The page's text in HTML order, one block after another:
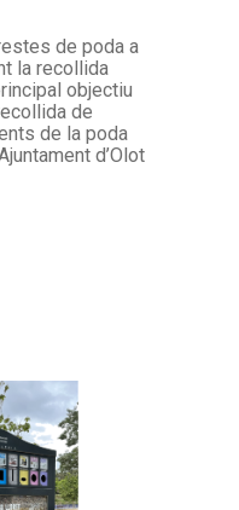
de poda a
la recollida
objectiu
de
de la poda
d’Olot